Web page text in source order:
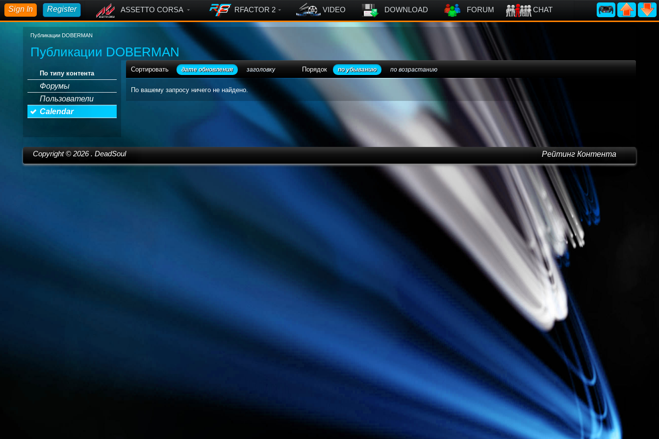
Sign In Register ASSETTO CORSA RFACTOR 2 VIDEO DOWNLOAD FORUM CHAT
Публикации DOBERMAN
Публикации DOBERMAN
По типу контента
Форумы
Пользователи
Calendar
Сортировать дате обновления заголовку Порядок по убыванию по возрастанию
По вашему запросу ничего не найдено.
Copyright © 2026. DeadSoul Рейтинг Контента